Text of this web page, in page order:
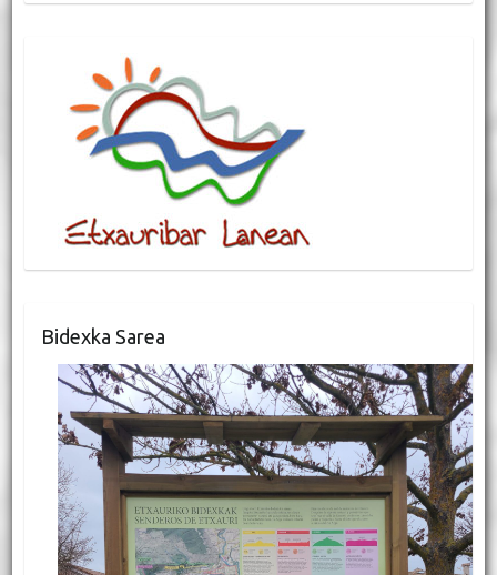
Bidexka Sarea